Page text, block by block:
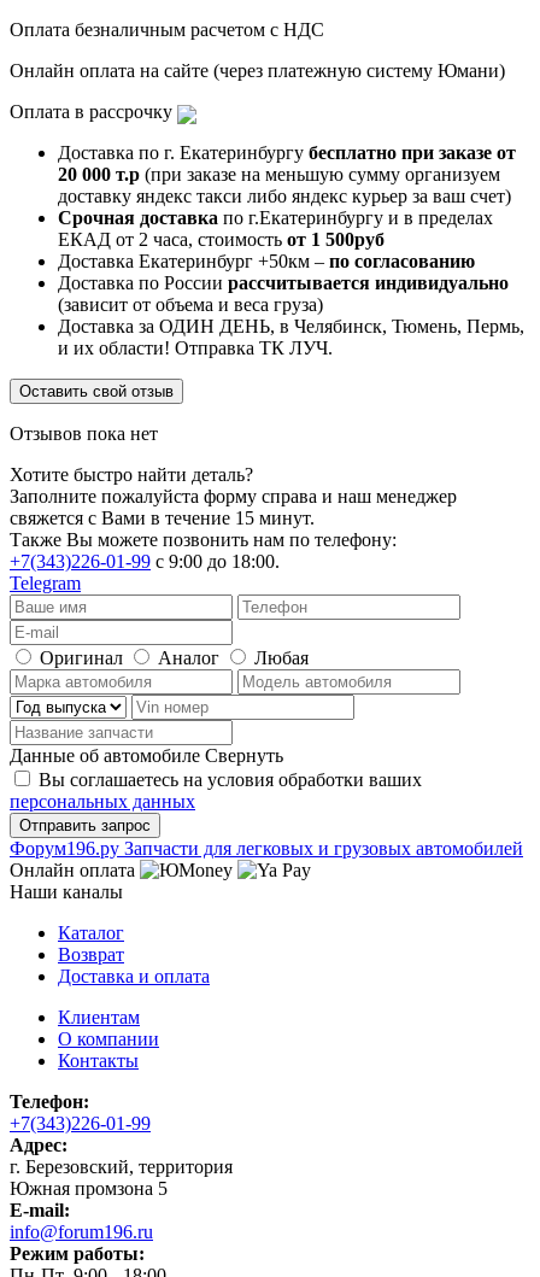
Оплата безналичным расчетом с НДС
Онлайн оплата на сайте (через платежную систему Юмани)
Оплата в рассрочку
Доставка по г. Екатеринбургу бесплатно при заказе от
20 000 т.р (при заказе на меньшую сумму организуем
доставку яндекс такси либо яндекс курьер за ваш счет)
Срочная доставка по г.Екатеринбургу и в пределах
ЕКАД от 2 часа, стоимость от 1 500руб
Доставка Екатеринбург +50км – по согласованию
Доставка по России рассчитывается индивидуально
(зависит от объема и веса груза)
Доставка за ОДИН ДЕНЬ, в Челябинск, Тюмень, Пермь,
и их области! Отправка ТК ЛУЧ.
Оставить свой отзыв
Отзывов пока нет
Хотите быстро найти деталь?
Заполните пожалуйста форму справа и наш менеджер
свяжется с Вами в течение 15 минут.
Также Вы можете позвонить нам по телефону:
+7(343)226-01-99 с 9:00 до 18:00.
Telegram
Оригинал Аналог Любая
Данные об автомобиле Свернуть
Вы соглашаетесь на условия обработки ваших
персональных данных
Фoрум196.ру Запчасти для легковых и грузовых автомобилей
Онлайн оплата
Наши каналы
Каталог
Возврат
Доставка и оплата
Клиентам
О компании
Контакты
Телефон:
+7(343)226-01-99
Адрес:
г. Березовский, территория
Южная промзона 5
E-mail:
info@forum196.ru
Режим работы: